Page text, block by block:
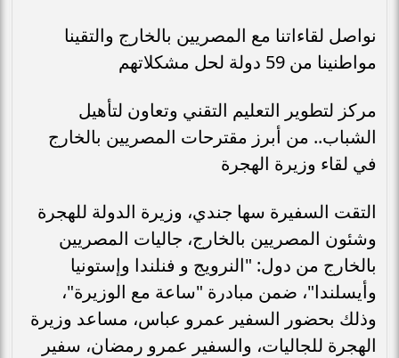
نواصل لقاءاتنا مع المصريين بالخارج والتقينا
مواطنينا من 59 دولة لحل مشكلاتهم
مركز لتطوير التعليم التقني وتعاون لتأهيل
الشباب.. من أبرز مقترحات المصريين بالخارج
في لقاء وزيرة الهجرة
التقت السفيرة سها جندي، وزيرة الدولة للهجرة
وشئون المصريين بالخارج، جاليات المصريين
بالخارج من دول: "النرويج و فنلندا وإستونيا
وأيسلندا"، ضمن مبادرة "ساعة مع الوزيرة"،
وذلك بحضور السفير عمرو عباس، مساعد وزيرة
الهجرة للجاليات، والسفير عمرو رمضان، سفير